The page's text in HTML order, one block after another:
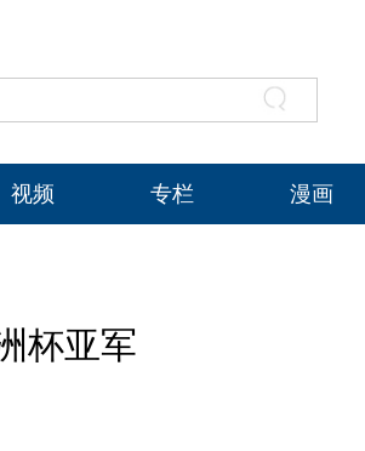
视频 专栏 漫画
杯亚军